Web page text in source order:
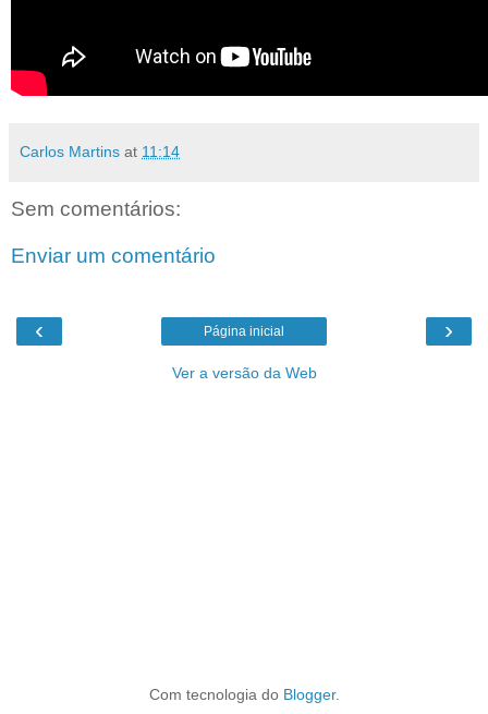
Carlos Martins at 11:14
Sem comentários:
Enviar um comentário
‹ ›
Página inicial
Ver a versão da Web
Com tecnologia do Blogger.